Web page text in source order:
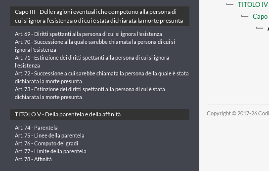
TITOLO
Capo
Copyright © 2017-26
Capo III - Delle ragioni eventuali che competono alla persona di
cui si ignora l’esistenza o di cui è stata dichiarata la morte presunta
Art. 69 - Diritti spettanti alla persona di cui si ignora l'esistenza
Art. 70 - Successione alla quale sarebbe chiamata la persona di cui si
ignora l'esistenza
Art. 71 - Estinzione dei diritti spettanti alla persona di cui si ignora
l'esistenza
Art. 72 - Successione a cui sarebbe chiamata la persona della quale è stata
dichiarata la morte presunta
Art. 73 - Estinzione dei diritti spettanti alla persona di cui è stata
dichiarata la morte presunta
TITOLO V - Della parentela e della affinità
Art. 74 - Parentela
Art. 75 - Linee della parentela
Art. 76 - Computo dei gradi
Art. 77 - Limite della parentela
Art. 78 - Affinità